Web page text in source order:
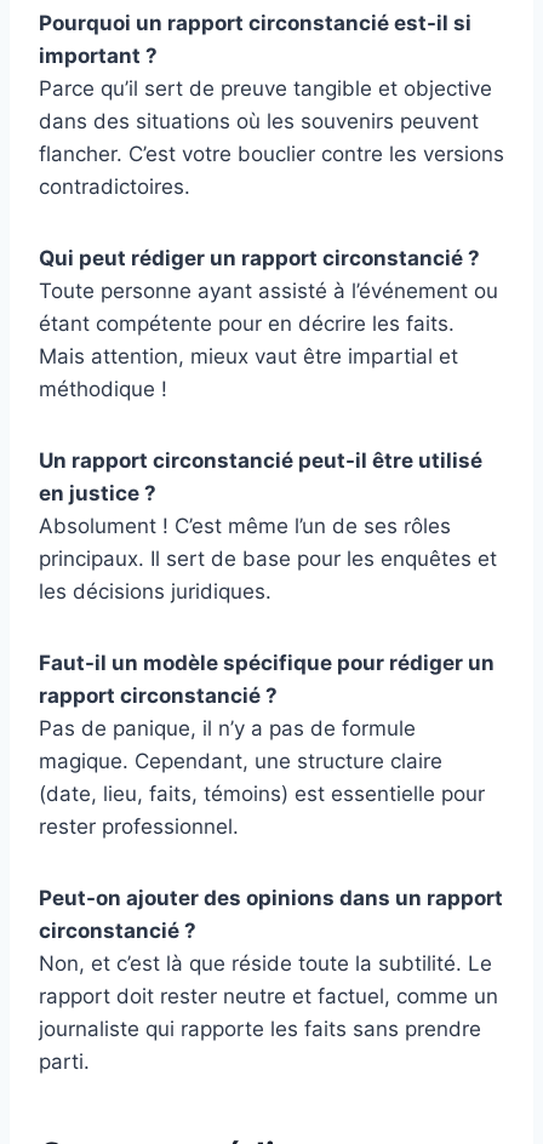
Pourquoi un rapport circonstancié est-il si
important ?
Parce qu’il sert de preuve tangible et objective
dans des situations où les souvenirs peuvent
flancher. C’est votre bouclier contre les versions
contradictoires.
Qui peut rédiger un rapport circonstancié ?
Toute personne ayant assisté à l’événement ou
étant compétente pour en décrire les faits.
Mais attention, mieux vaut être impartial et
méthodique !
Un rapport circonstancié peut-il être utilisé
en justice ?
Absolument ! C’est même l’un de ses rôles
principaux. Il sert de base pour les enquêtes et
les décisions juridiques.
Faut-il un modèle spécifique pour rédiger un
rapport circonstancié ?
Pas de panique, il n’y a pas de formule
magique. Cependant, une structure claire
(date, lieu, faits, témoins) est essentielle pour
rester professionnel.
Peut-on ajouter des opinions dans un rapport
circonstancié ?
Non, et c’est là que réside toute la subtilité. Le
rapport doit rester neutre et factuel, comme un
journaliste qui rapporte les faits sans prendre
parti.